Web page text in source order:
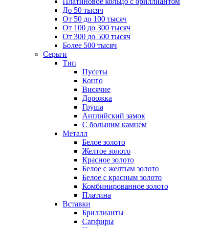
До 50 тысяч
От 50 до 100 тысяч
От 100 до 300 тысяч
От 300 до 500 тысяч
Более 500 тысяч
Серьги
Тип
Пусеты
Конго
Висячие
Дорожка
Груша
Английский замок
С большим камнем
Металл
Белое золото
Желтое золото
Красное золото
Белое с желтым золото
Белое с красным золото
Комбинированное золото
Платина
Вставки
Бриллианты
Сапфиры